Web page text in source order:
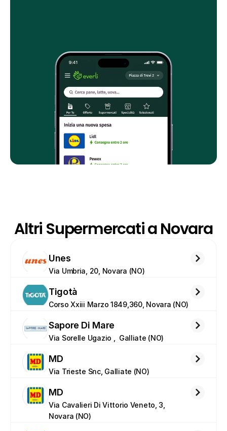
Altri Supermercati a Novara
Unes
Via Umbria, 20, Novara (NO)
Tigotà
Corso Xxiii Marzo 1849,360, Novara (NO)
Sapore Di Mare
Via Sorelle Ugazio ,  Galliate (NO)
MD
Via Trieste Snc, Galliate (NO)
MD
Via Cavalieri Di Vittorio Veneto, 3,
Novara (NO)